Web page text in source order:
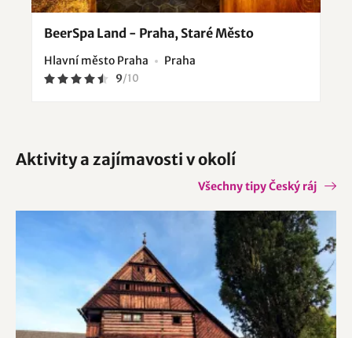
BeerSpa Land - Praha, Staré Město
Hlavní město Praha Praha
9/10
Aktivity a zajímavosti v okolí
Všechny tipy Český ráj